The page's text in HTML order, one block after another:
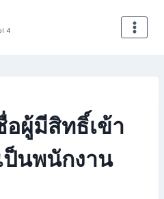
4
อผู้มีสิทธิ์เข้า
ป็นพนักงาน